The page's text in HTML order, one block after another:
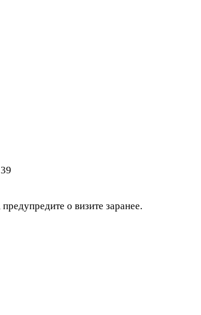
о визите заранее.